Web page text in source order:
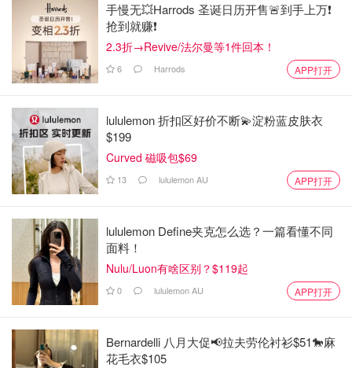
手慢无💥Harrods 圣诞日历开售🚨到手上万❗️
抢到就赚❗️
2.3折→Revive/法尔曼等1件回本！
6 Harrods APP打开
lululemon 折扣区好价不断💫淀粉蓝皮肤衣
$199
Curved 磁吸包$69
13 lululemon AU APP打开
lululemon Define夹克怎么选？一篇看懂不同
面料！
Nulu/Luon有啥区别？$119起
0 lululemon AU APP打开
Bernardelli 八月大促📢拉夫劳伦衬衫$51🐎麻
花毛衣$105